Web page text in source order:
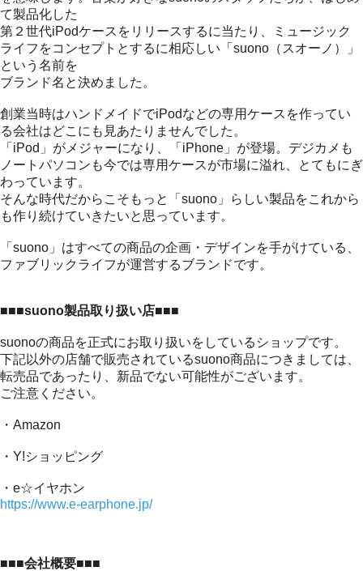
て製品化した
第２世代iPodケースをリリースするに当たり、ミュージック
ライフをコンセプトとするに相応しい「suono（スオーノ）」
という名前を
ブランド名と決めました。
創業当時はハンドメイドでiPodなどの専用ケースを作ってい
る会社はどこにも見あたりませんでした。
「iPod」がメジャーになり、「iPhone」が登場。デジカメも
ノートパソコンも今では専用ケースが市場に溢れ、とてもにぎ
わっています。
そんな時代だからこそもっと「suono」らしい製品をこれから
も作り続けていきたいと思っています。
「suono」はすべての商品の企画・デザインを手がけている、
ファブリックライフが運営するブランドです。
■■■suono製品取り扱い店■■■
suonoの商品を正式にお取り扱いをしているショップです。
下記以外の店舗で販売されているsuono商品につきましては、
転売品であったり、新品でない可能性がございます。
ご注意ください。
・Amazon
・Y!ショッピング
・e☆イヤホン
https://www.e-earphone.jp/
■■■会社概要■■■